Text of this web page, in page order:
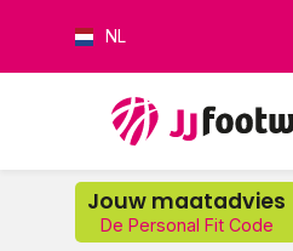
NL
Jouw maatadvies
De Personal Fit Code